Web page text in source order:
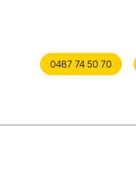
0487 74 50 70